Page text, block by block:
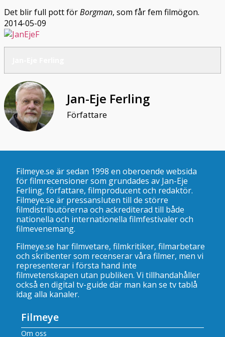
Det blir full pott förBorgman, som får fem filmögon.
2014-05-09
Jan-Eje Ferling
Författare
Filmeye.se är sedan 1998 en oberoende websida
för filmrecensioner som grundades av Jan-Eje
Ferling, författare, filmproducent och redaktör.
Filmeye.se är pressansluten till de större
filmdistributörerna och ackrediterad till både
nationella och internationella filmfestivaler och
filmevenemang.
Filmeye.se har filmvetare, filmkritiker, filmarbetare
och skribenter som recenserar våra filmer, men vi
representerar i första hand inte
filmvetenskapen utan publiken. Vi tillhandahåller
också en digital tv-guide där man kan se tv tablå
idag alla kanaler.
Filmeye
Om oss